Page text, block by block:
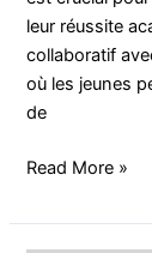
leur réussite
collaboratif
où les jeunes
de
Read More »